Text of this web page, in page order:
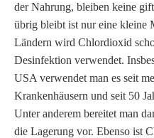
der Nahrung, bleiben keine
übrig bleibt ist nur eine kleine
Ländern wird Chlordioxid
Desinfektion verwendet.
USA verwendet man es seit
Krankenhäusern und seit 50
Unter anderem bereitet man
die Lagerung vor. Ebenso ist